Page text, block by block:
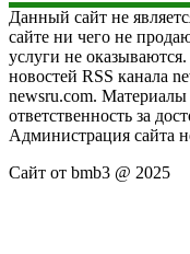
Данный сайт не
сайте ни чего не
услуги не
новостей RSS канала
newsru.com.
ответственность за
Администрация сайта
Сайт от bmb3 @ 2025